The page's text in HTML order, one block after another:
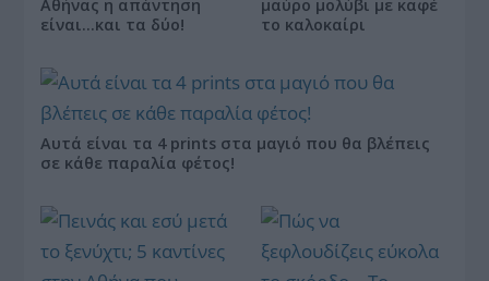
Αθήνας η απάντηση
είναι…και τα δύο!
μαύρο μολύβι με καφέ
το καλοκαίρι
Αυτά είναι τα 4 prints στα μαγιό που θα βλέπεις
σε κάθε παραλία φέτος!